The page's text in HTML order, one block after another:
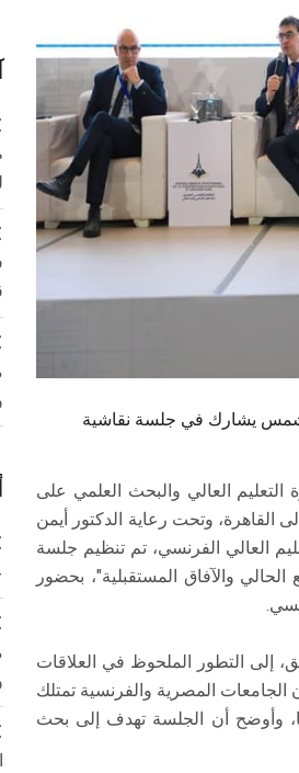
شمس يشارك في جلسة نقاشية
العالي والبحث العلمي على
إلى القاهرة، وتحت رعاية الدكتور أيمن
العالي الفرنسي، تم تنظيم جلسة
والآفاق المستقبلية"، بحضور
إلى التطور الملحوظ في العلاقات
الجامعات المصرية والفرنسية تمتلك
وأوضح أن الجلسة تهدف إلى بحث